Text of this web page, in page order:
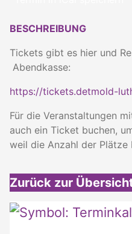
BESCHREIBUNG
Tickets gibt es hier und
Abendkasse:
https://tickets.detmold-
Für die Veranstaltungen
auch ein Ticket buchen,
weil die Anzahl der Plätze
Zurück zur
Weitere interessante